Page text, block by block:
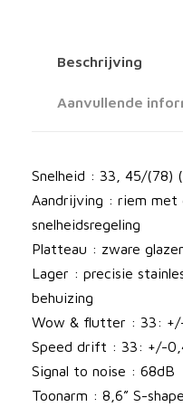
a
i
c
a
p
l
a
t
e
n
s
Beschrijving
Aanvullende
Snelheid : 33, 45/(78)
Aandrijving : riem met
snelheidsregeling
Platteau : zware
Lager : precisie
behuizing
Wow & flutter : 33:
Speed drift : 33: +/-
Signal to noise : 68dB
Toonarm : 8,6” S-